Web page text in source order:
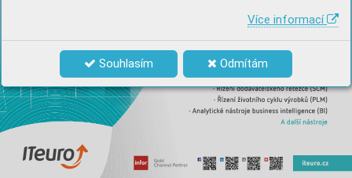
Více informací
Souhlasím Odmítám